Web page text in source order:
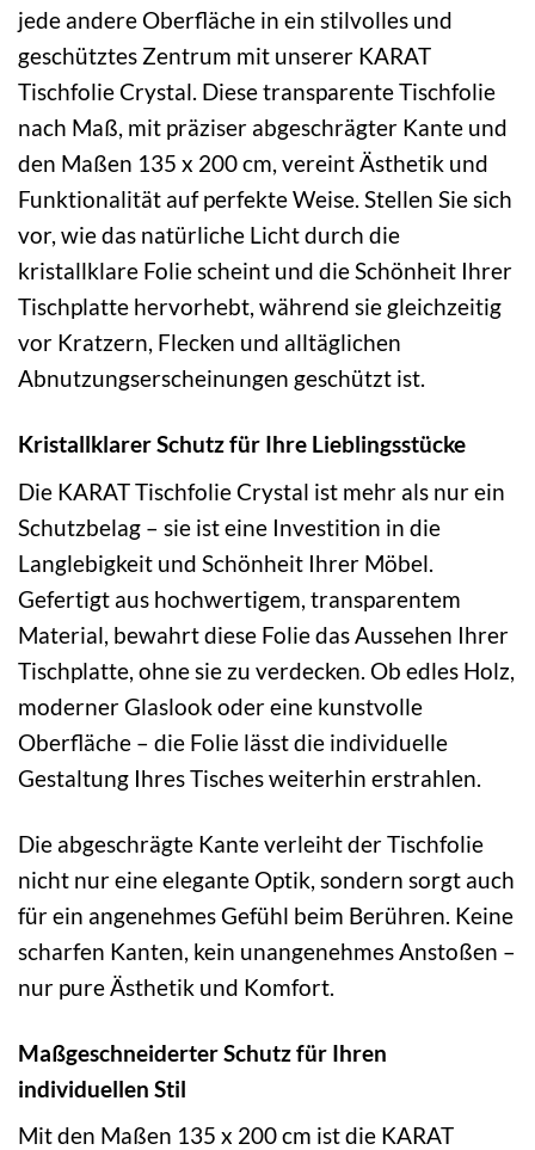
jede andere Oberfläche in ein stilvolles und
geschütztes Zentrum mit unserer KARAT
Tischfolie Crystal. Diese transparente Tischfolie
nach Maß, mit präziser abgeschrägter Kante und
den Maßen 135 x 200 cm, vereint Ästhetik und
Funktionalität auf perfekte Weise. Stellen Sie sich
vor, wie das natürliche Licht durch die
kristallklare Folie scheint und die Schönheit Ihrer
Tischplatte hervorhebt, während sie gleichzeitig
vor Kratzern, Flecken und alltäglichen
Abnutzungserscheinungen geschützt ist.
Kristallklarer Schutz für Ihre Lieblingsstücke
Die KARAT Tischfolie Crystal ist mehr als nur ein
Schutzbelag – sie ist eine Investition in die
Langlebigkeit und Schönheit Ihrer Möbel.
Gefertigt aus hochwertigem, transparentem
Material, bewahrt diese Folie das Aussehen Ihrer
Tischplatte, ohne sie zu verdecken. Ob edles Holz,
moderner Glaslook oder eine kunstvolle
Oberfläche – die Folie lässt die individuelle
Gestaltung Ihres Tisches weiterhin erstrahlen.
Die abgeschrägte Kante verleiht der Tischfolie
nicht nur eine elegante Optik, sondern sorgt auch
für ein angenehmes Gefühl beim Berühren. Keine
scharfen Kanten, kein unangenehmes Anstoßen –
nur pure Ästhetik und Komfort.
Maßgeschneiderter Schutz für Ihren
individuellen Stil
Mit den Maßen 135 x 200 cm ist die KARAT